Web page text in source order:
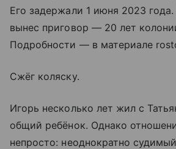
Его задержали 1 июня 2023
вынес приговор — 20 лет
Подробности — в материалe
Сжёг коляску.
Игорь несколько лет жил с
общий ребёнок. Однако
непросто: неоднократно